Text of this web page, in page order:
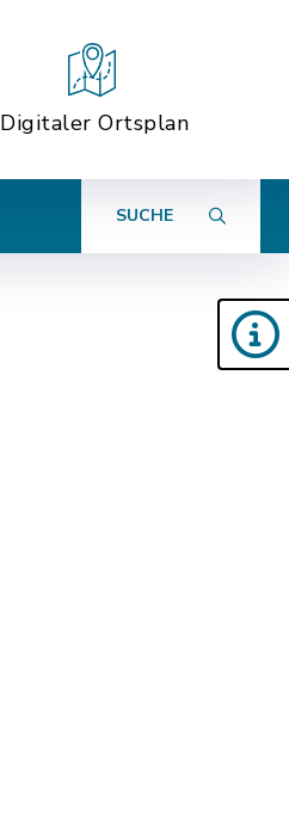
Digitaler Ortsplan
SUCHE